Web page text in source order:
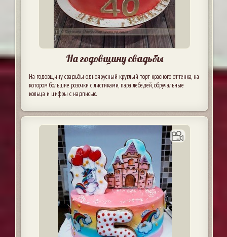
На годовщину свадьбы
На годовщину свадьбы одноярусный круглый торт красного оттенка, на
котором большие розочки с листиками, пара лебедей, обручальные
кольца и цифры с надписью.